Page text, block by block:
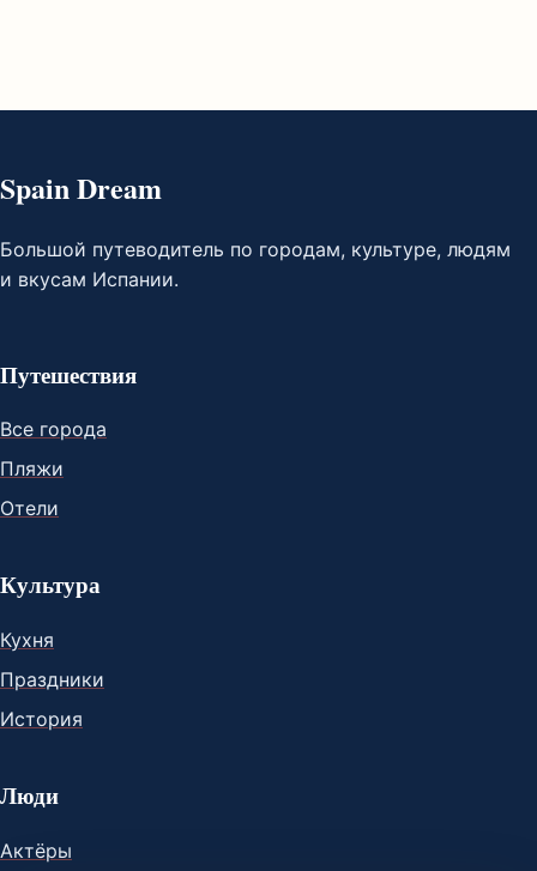
Spain Dream
Большой путеводитель по городам, культуре, людям
и вкусам Испании.
Путешествия
Все города
Пляжи
Отели
Культура
Кухня
Праздники
История
Люди
Актёры